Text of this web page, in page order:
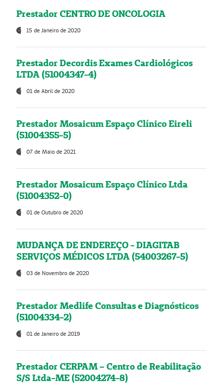
Prestador CENTRO DE ONCOLOGIA
15 de Janeiro de 2020
Prestador Decordis Exames Cardiológicos
LTDA (51004347-4)
01 de Abril de 2020
Prestador Mosaicum Espaço Clínico Eireli
(51004355-5)
07 de Maio de 2021
Prestador Mosaicum Espaço Clínico Ltda
(51004352-0)
01 de Outubro de 2020
MUDANÇA DE ENDEREÇO - DIAGITAB
SERVIÇOS MÉDICOS LTDA (54003267-5)
03 de Novembro de 2020
Prestador Medlife Consultas e Diagnósticos
(51004334-2)
01 de Janeiro de 2019
Prestador CERPAM – Centro de Reabilitação
S/S Ltda-ME (52004274-8)